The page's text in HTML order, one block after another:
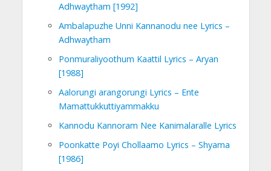
Adhwaytham [1992]
Ambalapuzhe Unni Kannanodu nee Lyrics –
Adhwaytham
Ponmuraliyoothum Kaattil Lyrics – Aryan
[1988]
Aalorungi arangorungi Lyrics – Ente
Mamattukkuttiyammakku
Kannodu Kannoram Nee Kanimalaralle Lyrics
Poonkatte Poyi Chollaamo Lyrics – Shyama
[1986]